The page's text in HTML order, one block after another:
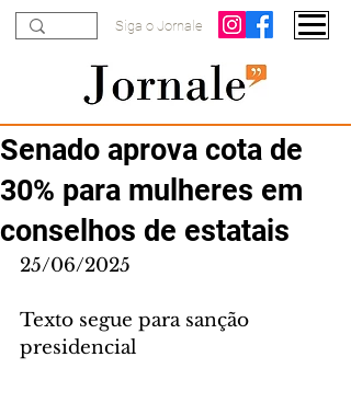
Siga o Jornale
Senado aprova cota de
30% para mulheres em
conselhos de estatais
25/06/2025
Texto segue para sanção
presidencial